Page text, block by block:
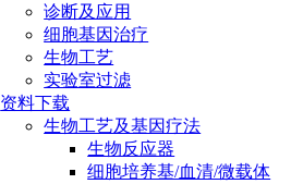
诊断及应用
细胞基因治疗
生物工艺
实验室过滤
资料下载
生物工艺及基因疗法
生物反应器
细胞培养基/血清/微载体